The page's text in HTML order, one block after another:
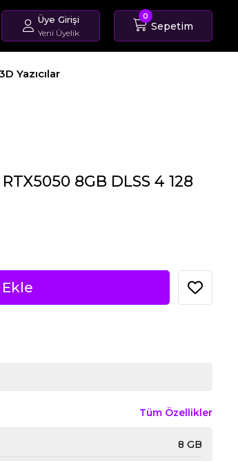
Üye Girişi
Yeni Üyelik
Üye Ol
0
Sepetim
Yazıcılar
8GB DLSS 4 128
Tüm Özellikler
8 GB